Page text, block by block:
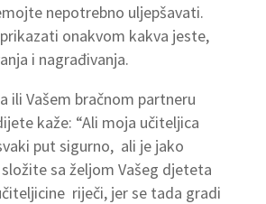
nepotrebno uljepšavati.
onakvom kakva jeste,
i nagrađivanja.
ili Vašem bračnom partneru
kaže: “Ali moja učiteljica
put sigurno, ali je jako
sa željom Vašeg djeteta
riječi, jer se tada gradi